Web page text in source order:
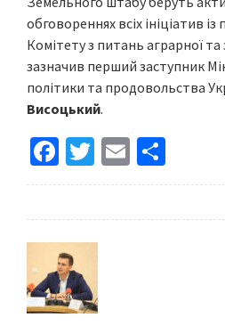
обговореннях всіх ініціатив
Комітету з питань аграрної та
зазначив перший заступник
політики та продовольства
Висоцький.
Fa
ce
o
o
k
T
wi
er
E
m h